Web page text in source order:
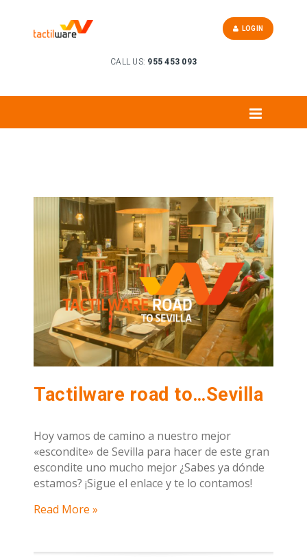
CALL US: 955 453 093
LOGIN
Tactilware road to…Sevilla
Hoy vamos de camino a nuestro mejor
«escondite» de Sevilla para hacer de este gran
escondite uno mucho mejor ¿Sabes ya dónde
estamos? ¡Sigue el enlace y te lo contamos!
Read More »